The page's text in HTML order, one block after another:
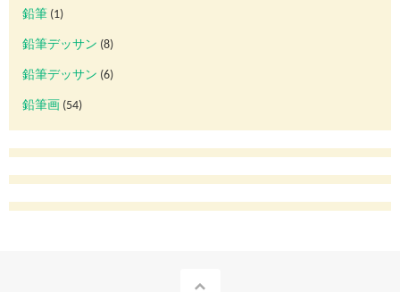
鉛筆 (1)
鉛筆デッサン (8)
鉛筆デッサン (6)
鉛筆画 (54)